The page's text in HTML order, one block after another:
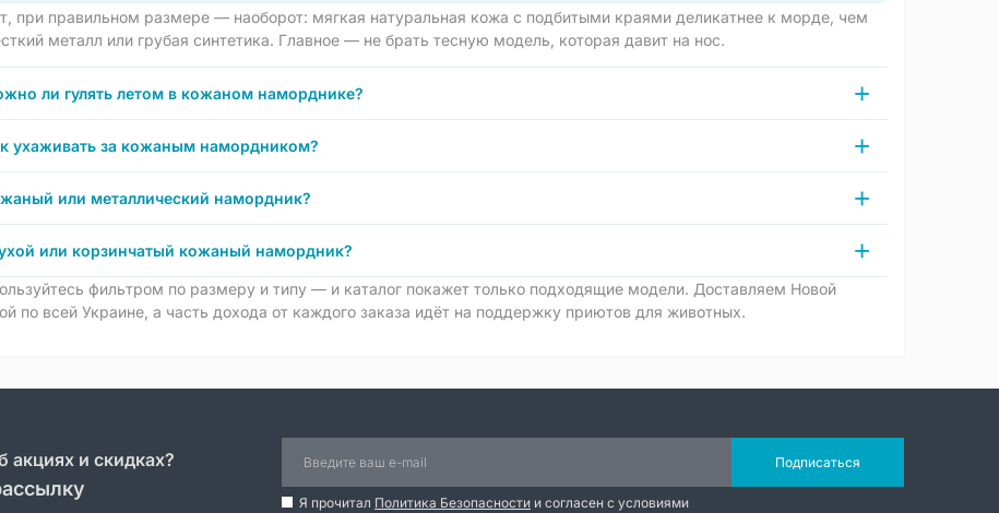
при правильном размере — наоборот: мягкая натуральная кожа с подбитыми краями деликатнее к морде, чем
металл или грубая синтетика. Главное — не брать тесную модель, которая давит на нос.
ли гулять летом в кожаном наморднике?
ухаживать за кожаным намордником?
или металлический намордник?
или корзинчатый кожаный намордник?
фильтром по размеру и типу — и каталог покажет только подходящие модели. Доставляем Новой
по всей Украине, а часть дохода от каждого заказа идёт на поддержку приютов для животных.
акциях и скидках? Подписаться
Я прочитал Политика Безопасности и согласен с условиями